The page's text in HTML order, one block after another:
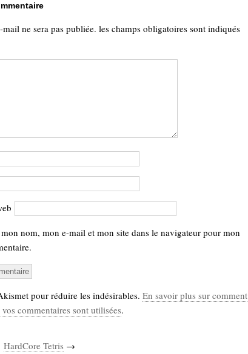
mail ne sera pas publiée. les champs obligatoires sont indiqués
nom, mon e-mail et mon site dans le navigateur pour mon
pour réduire les indésirables. En savoir plus sur comment
commentaires sont utilisées.
HardCore Tetris →